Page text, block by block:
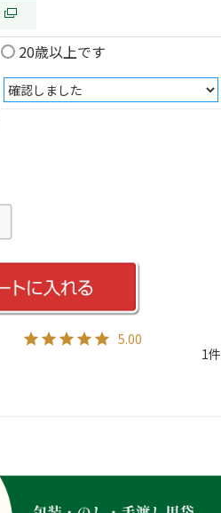
20歳以上です
5.00
1